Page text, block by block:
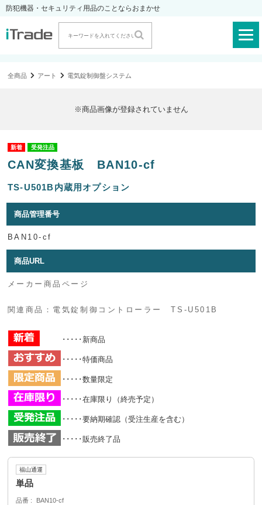
防犯機器・セキュリティ用品のことならおまかせ
全商品 アート 電気錠制御盤システム
※商品画像が登録されていません
受発注品
CAN変換基板 BAN10-cf
TS-U501B内蔵用オプション
商品管理番号
BAN10-cf
商品URL
メーカー商品ページ
関連商品：電気錠制御コントローラー TS-U501B
･････新商品
･････特価商品
･････数量限定
･････在庫限り（終売予定）
･････要納期確認（受注生産を含む）
･････販売終了品
福山通運
単品
品番
BAN10-cf